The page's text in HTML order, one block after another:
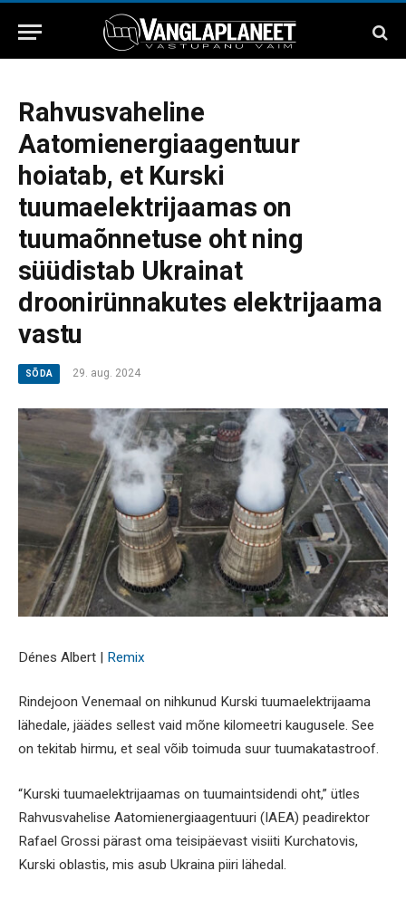
Rahvusvaheline
Aatomienergiaagentuur
hoiatab, et Kurski
tuumaelektrijaamas on
tuumaõnnetuse oht ning
süüdistab Ukrainat
droonirünnakutes elektrijaama
vastu
SÕDA 29. aug. 2024
Dénes Albert | Remix
Rindejoon Venemaal on nihkunud Kurski tuumaelektrijaama
lähedale, jäädes sellest vaid mõne kilomeetri kaugusele. See
on tekitab hirmu, et seal võib toimuda suur tuumakatastroof.
“Kurski tuumaelektrijaamas on tuumaintsidendi oht,” ütles
Rahvusvahelise Aatomienergiaagentuuri (IAEA) peadirektor
Rafael Grossi pärast oma teisipäevast visiiti Kurchatovis,
Kurski oblastis, mis asub Ukraina piiri lähedal.